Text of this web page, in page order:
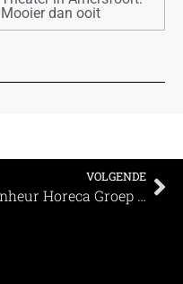
Mooier dan ooit
VOLGENDE
Bonheur Horeca Groep & Tilburg Trappers: samen sterker